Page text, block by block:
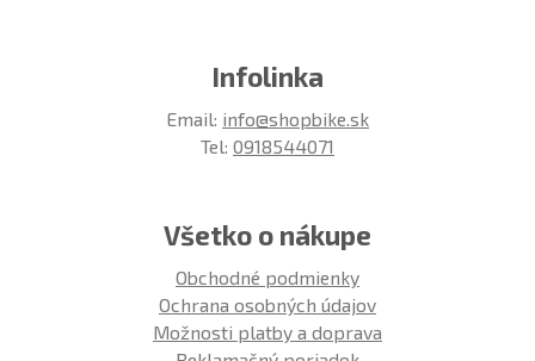
Infolinka
Email: info@shopbike.sk
Tel: 0918544071
Všetko o nákupe
Obchodné podmienky
Ochrana osobných údajov
Možnosti platby a doprava